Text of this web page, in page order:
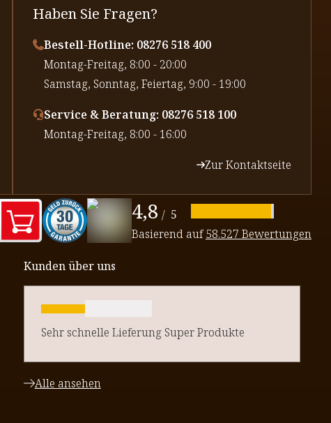
Haben Sie Fragen?
Bestell-Hotline: 08276 518 400
⁠Montag-Freitag, 8:00 - 20:00
⁠Samstag, Sonntag, Feiertag, 9:00 - 19:00
Service & Beratung: 08276 518 100
⁠Montag-Freitag, 8:00 - 16:00
Zur Kontaktseite
4,8 / 5
Basierend auf58.527 Bewertungen
Kunden über uns
Sehr schnelle Lieferung Super Produkte
Alle ansehen